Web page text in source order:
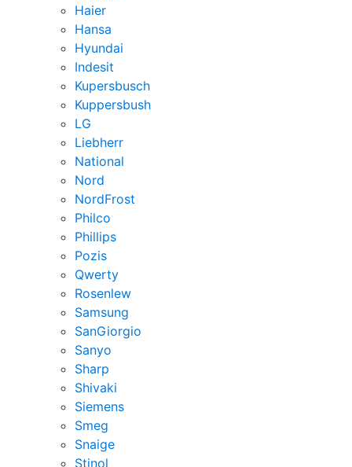
Haier
Hansa
Hyundai
Indesit
Kupersbusch
Kuppersbush
LG
Liebherr
National
Nord
NordFrost
Philco
Phillips
Pozis
Qwerty
Rosenlew
Samsung
SanGiorgio
Sanyo
Sharp
Shivaki
Siemens
Smeg
Snaige
Stinol